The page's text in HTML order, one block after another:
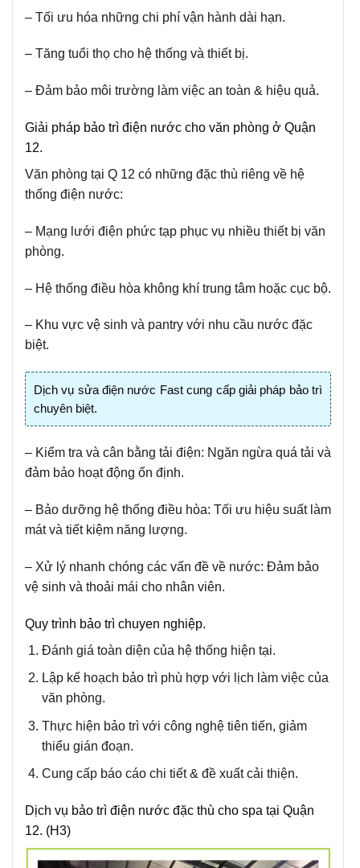
– Tối ưu hóa những chi phí vận hành dài hạn.
– Tăng tuổi thọ cho hệ thống và thiết bị.
– Đảm bảo môi trường làm việc an toàn & hiệu quả.
Giải pháp bảo trì điện nước cho văn phòng ở Quận
12.
Văn phòng tại Q 12 có những đặc thù riêng về hệ
thống điện nước:
– Mạng lưới điện phức tạp phục vụ nhiều thiết bị văn
phòng.
– Hệ thống điều hòa không khí trung tâm hoặc cục bộ.
– Khu vực vệ sinh và pantry với nhu cầu nước đặc
biệt.
Dịch vụ sửa điện nước Fast cung cấp giải pháp bảo trì
chuyên biệt.
– Kiểm tra và cân bằng tải điện: Ngăn ngừa quá tải và
đảm bảo hoạt động ổn định.
– Bảo dưỡng hệ thống điều hòa: Tối ưu hiệu suất làm
mát và tiết kiệm năng lượng.
– Xử lý nhanh chóng các vấn đề về nước: Đảm bảo
vệ sinh và thoải mái cho nhân viên.
Quy trình bảo trì chuyen nghiệp.
Đánh giá toàn diện của hệ thống hiện tại.
Lập kế hoạch bảo trì phù hợp với lịch làm việc của
văn phòng.
Thực hiện bảo trì với công nghệ tiên tiến, giảm
thiểu gián đoạn.
Cung cấp báo cáo chi tiết & đề xuất cải thiện.
Dịch vụ bảo trì điện nước đặc thù cho spa tại Quận
12. (H3)